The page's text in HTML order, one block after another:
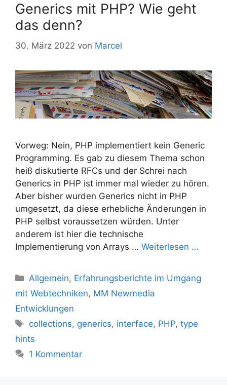
Generics mit PHP? Wie geht
das denn?
30. März 2022 von Marcel
Vorweg: Nein, PHP implementiert kein Generic
Programming. Es gab zu diesem Thema schon
heiß diskutierte RFCs und der Schrei nach
Generics in PHP ist immer mal wieder zu hören.
Aber bisher wurden Generics nicht in PHP
umgesetzt, da diese erhebliche Änderungen in
PHP selbst voraussetzen würden. Unter
anderem ist hier die technische
Implementierung von Arrays … Weiterlesen …
Kategorien
Allgemein, Erfahrungsberichte im Umgang
mit Webtechniken, MM Newmedia
Entwicklungen
Schlagwörter
collections, generics, interface, PHP,type
hints
1 Kommentar